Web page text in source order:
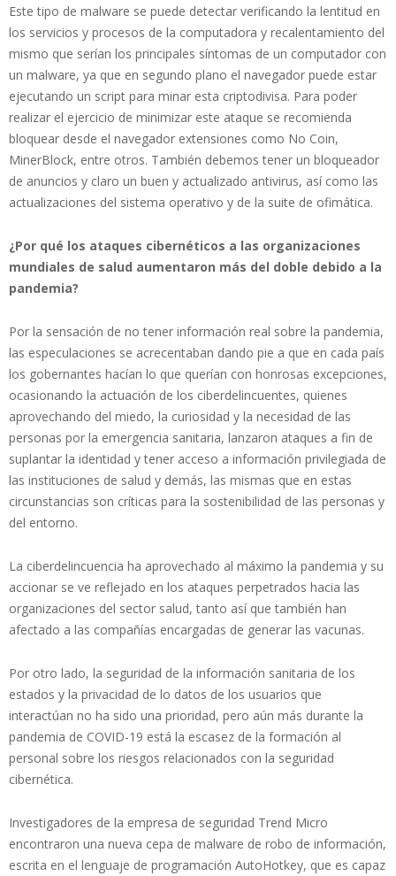
Este tipo de malware se puede detectar verificando la lentitud en
los servicios y procesos de la computadora y recalentamiento del
mismo que serían los principales síntomas de un computador con
un malware, ya que en segundo plano el navegador puede estar
ejecutando un script para minar esta criptodivisa. Para poder
realizar el ejercicio de minimizar este ataque se recomienda
bloquear desde el navegador extensiones como No Coin,
MinerBlock, entre otros. También debemos tener un bloqueador
de anuncios y claro un buen y actualizado antivirus, así como las
actualizaciones del sistema operativo y de la suite de ofimática.
¿Por qué los ataques cibernéticos a las organizaciones
mundiales de salud aumentaron más del doble debido a la
pandemia?
Por la sensación de no tener información real sobre la pandemia,
las especulaciones se acrecentaban dando pie a que en cada país
los gobernantes hacían lo que querían con honrosas excepciones,
ocasionando la actuación de los ciberdelincuentes, quienes
aprovechando del miedo, la curiosidad y la necesidad de las
personas por la emergencia sanitaria, lanzaron ataques a fin de
suplantar la identidad y tener acceso a información privilegiada de
las instituciones de salud y demás, las mismas que en estas
circunstancias son críticas para la sostenibilidad de las personas y
del entorno.
La ciberdelincuencia ha aprovechado al máximo la pandemia y su
accionar se ve reflejado en los ataques perpetrados hacia las
organizaciones del sector salud, tanto así que también han
afectado a las compañías encargadas de generar las vacunas.
Por otro lado, la seguridad de la información sanitaria de los
estados y la privacidad de lo datos de los usuarios que
interactúan no ha sido una prioridad, pero aún más durante la
pandemia de COVID-19 está la escasez de la formación al
personal sobre los riesgos relacionados con la seguridad
cibernética.
Investigadores de la empresa de seguridad Trend Micro
encontraron una nueva cepa de malware de robo de información,
escrita en el lenguaje de programación AutoHotkey, que es capaz